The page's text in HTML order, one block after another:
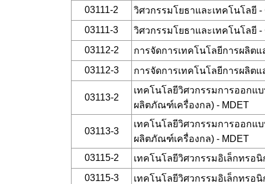
03111-2
วิศวกรรมโยธาและเทคโนโลยี -
03111-3
วิศวกรรมโยธาและเทคโนโลยี -
03112-2
การจัดการเทคโนโลยีการผลิตแ
03112-3
การจัดการเทคโนโลยีการผลิตแ
03113-2
เทคโนโลยีวิศวกรรมการออกแ
ผลิตภัณฑ์เครื่องกล) - MDET
03113-3
เทคโนโลยีวิศวกรรมการออกแ
ผลิตภัณฑ์เครื่องกล) - MDET
03115-2
เทคโนโลยีวิศวกรรมอิเล็กทรอ
03115-3
เทคโนโลยีวิศวกรรมอิเล็กทรอ